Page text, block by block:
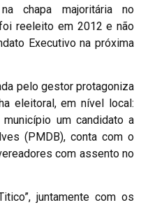
chapa majoritária no
reeleito em 2012 e não
Executivo na próxima
pelo gestor protagoniza
eleitoral, em nível local:
um candidato a
(PMDB), conta com o
com assento no
juntamente com os